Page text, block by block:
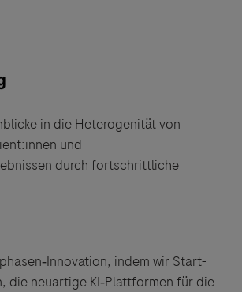
in die Heterogenität von
und
durch fortschrittliche
indem wir Start-
die neuartige KI‑Plattformen für die